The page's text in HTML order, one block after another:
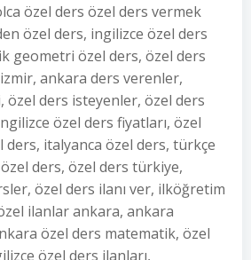
özel ders özel ders vermek
özel ders, ingilizce özel ders
geometri özel ders, özel ders
ankara ders verenler,
özel ders isteyenler, özel ders
özel ders fiyatları, özel
ders, italyanca özel ders, türkçe
ders, özel ders türkiye,
özel ders ilanı ver, ilköğretim
ilanlar ankara, ankara
özel ders matematik, özel
özel ders ilanları,